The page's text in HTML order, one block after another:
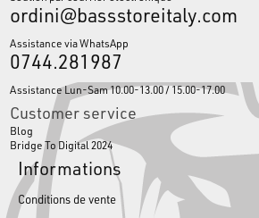
ordini@bassstoreitaly.com
Assistance via WhatsApp
0744.281987
Assistance Lun-Sam 10.00-13.00 / 15.00-17.00
Customer service
Blog
Bridge To Digital 2024
Informations
Conditions de vente